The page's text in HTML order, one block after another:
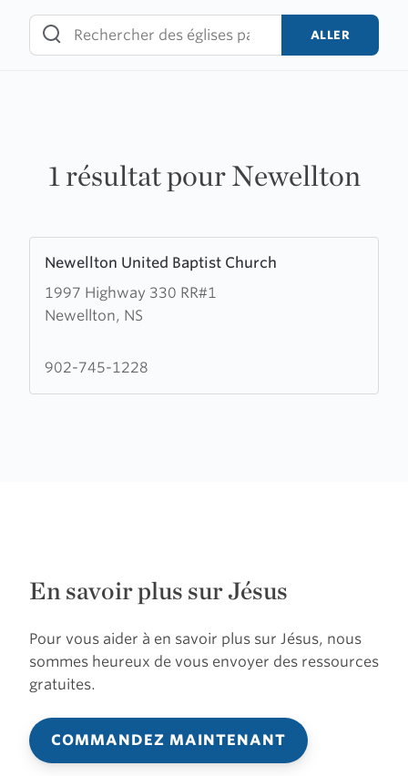
content
ALLER
1 résultat pour Newellton
Newellton United Baptist Church
1997 Highway 330 RR#1
Newellton, NS
more
about
Newellton
Baptist
902-745-1228
En savoir plus sur Jésus
Pour vous aider à en savoir plus sur Jésus, nous
sommes heureux de vous envoyer des ressources
gratuites.
COMMANDEZ MAINTENANT